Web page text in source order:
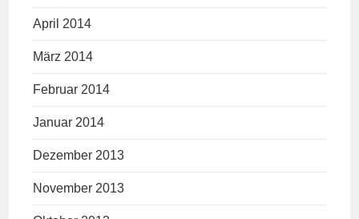
April 2014
März 2014
Februar 2014
Januar 2014
Dezember 2013
November 2013